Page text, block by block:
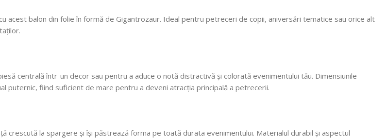
acest balon din folie în formă de Gigantrozaur. Ideal pentru petreceri de copii, aniversări tematice sau orice alt
centrală într-un decor sau pentru a aduce o notă distractivă și colorată evenimentului tău. Dimensiunile
puternic, fiind suficient de mare pentru a deveni atracția principală a petrecerii.
crescută la spargere și își păstrează forma pe toată durata evenimentului. Materialul durabil și aspectul